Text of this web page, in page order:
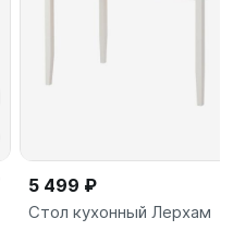
5 499 ₽
Стол кухонный Лерхам